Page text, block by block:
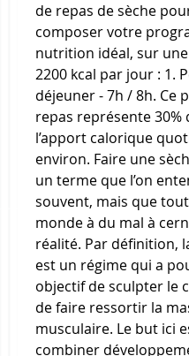
de repas de sèche
composer votre
nutrition idéal, sur
2200 kcal par jour : 1.
déjeuner - 7h / 8h. Ce
repas représente 30%
l’apport calorique
environ. Faire une
un terme que l’on
souvent, mais que
monde à du mal à
réalité. Par définition,
est un régime qui a
objectif de sculpter le
de faire ressortir la
musculaire. Le but ici
combiner